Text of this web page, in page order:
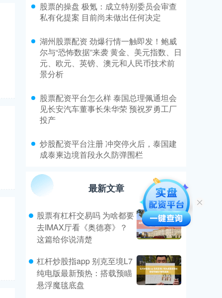
​股票的操盘 极氪：成立特别委员会审查
私有化提案 目前尚未做出任何决定
​湖州股票配资 劲爆行情一触即发！鲍威
尔与“恐怖数据”来袭 黄金、美元指数、日
元、欧元、英镑、澳元和人民币技术前
景分析
​股票配资平台怎么样 泰国总理佩通坦会
见长安汽车董事长朱华荣 预祝罗勇工厂
投产
​炒股配资平台注册 冲突停火后，泰国建
成泰柬边境首段永久防弹围栏
最新文章
股票有杠杆交易吗 为啥都要
去IMAX厅看《奥德赛》？
这篇给你说清楚
杠杆炒股指app 别克至境L7
纯电版最新预热：搭载预瞄
悬浮魔毯底盘